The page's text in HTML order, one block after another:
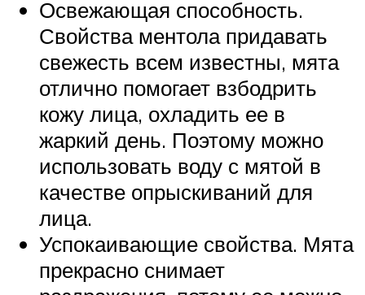
Освежающая способность.
Свойства ментола придавать
свежесть всем известны, мята
отлично помогает взбодрить
кожу лица, охладить ее в
жаркий день. Поэтому можно
использовать воду с мятой в
качестве опрыскиваний для
лица.
Успокаивающие свойства. Мята
прекрасно снимает